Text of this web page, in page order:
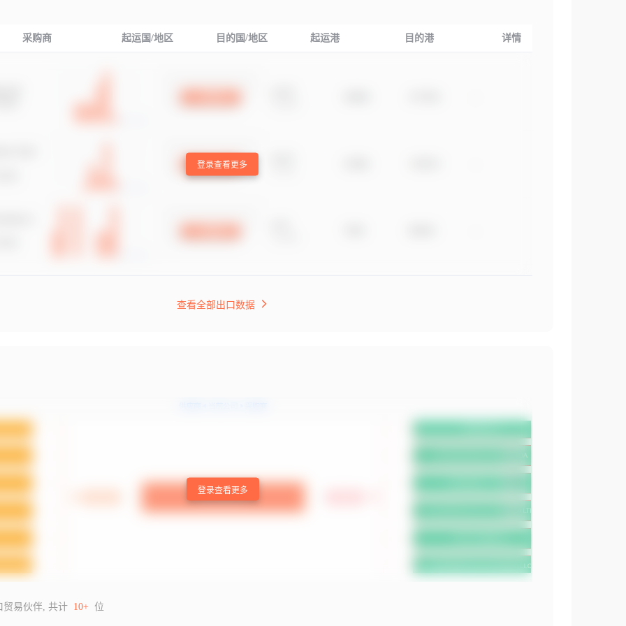
采购商 起运国/地区 目的国/地区 起运港 目的港 详情
登录查看更多
查看全部出口数据
登录查看更多
贸易伙伴, 共计 10+ 位